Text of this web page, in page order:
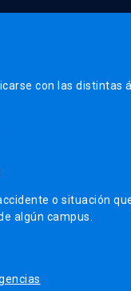
con las distintas
o situación
algún campus.